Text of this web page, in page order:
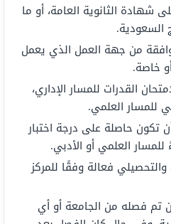
شهادة الثانوية العامة، أو ما
السعودية.
من جهة العمل الذي يعمل
خاصة.
القدرات للمسار الإداري،
للمسار العلمي.
تكون حاصلة على درجة اختبار
العلمي أو الأدبي.
فعالة وفقًا للمركز
تم فصله من الجامعة أو أي